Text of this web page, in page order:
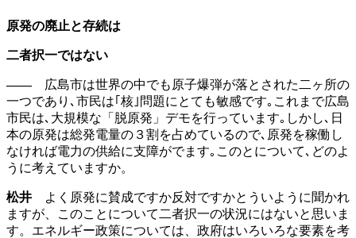
原発の廃止と存続は
二者択一ではない
――広島市は世界の中でも原子爆弾が落とされた二ヶ所の
一つであり､市民は｢核｣問題にとても敏感です｡これまで広島
市民は､大規模な「脱原発」デモを行っています｡しかし､日
本の原発は総発電量の３割を占めているので､原発を稼働し
なければ電力の供給に支障がでます｡このとについて､どのよ
うに考えていますか。
松井 よく原発に賛成ですか反対ですかとういように聞かれ
ますが、このことについて二者択一の状況にはないと思いま
す。エネルギー政策については、政府はいろいろな要素を考